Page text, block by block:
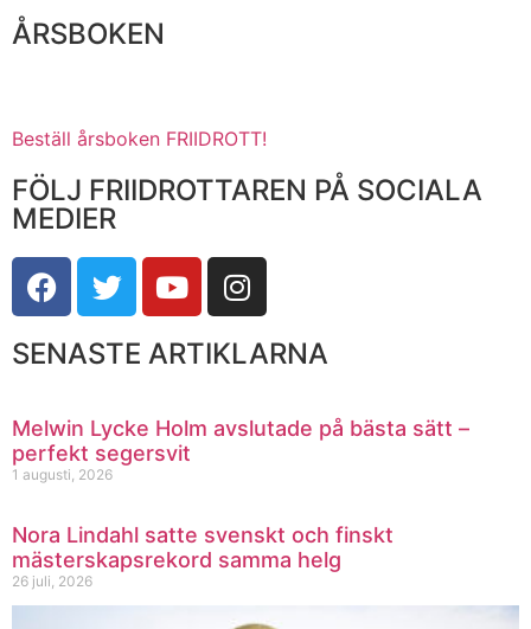
ÅRSBOKEN
Beställ årsboken FRIIDROTT!
FÖLJ FRIIDROTTAREN PÅ SOCIALA
MEDIER
SENASTE ARTIKLARNA
Melwin Lycke Holm avslutade på bästa sätt –
perfekt segersvit
1 augusti, 2026
Nora Lindahl satte svenskt och finskt
mästerskapsrekord samma helg
26 juli, 2026